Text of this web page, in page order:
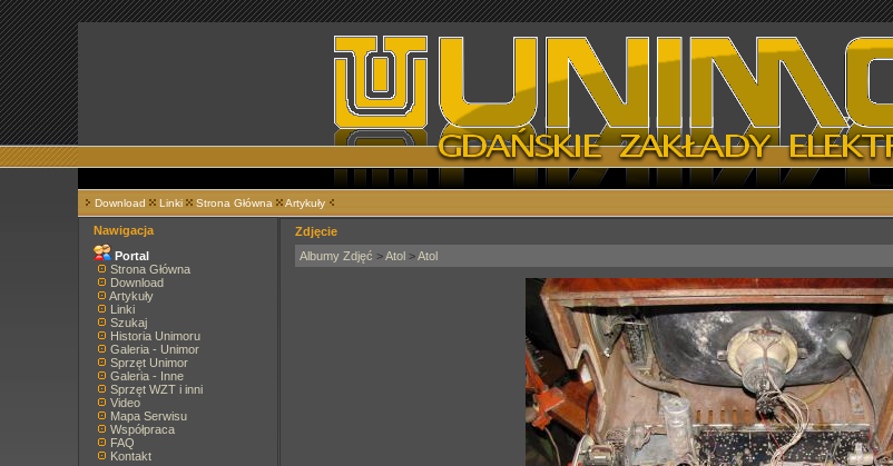
Download Linki Strona Główna Artykuły
Nawigacja
Portal
Strona Główna
Download
Artykuły
Linki
Szukaj
Historia Unimoru
Galeria - Unimor
Sprzęt Unimor
Galeria - Inne
Sprzęt WZT i inni
Video
Mapa Serwisu
Współpraca
FAQ
Kontakt
Zdjęcie
Albumy Zdjęć >Atol >Atol